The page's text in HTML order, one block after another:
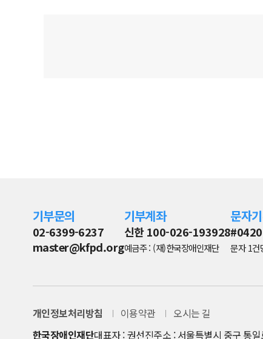
기부문의
02-6399-6237
master@kfpd.org
기부계좌
신한 100-026-193928
예금주 : (재)한국장애인재단
문자
#0420
문자 1건
개인정보처리방침 이용약관
오시는 길
한국장애인재단대표자 : 권선진주소 : 서울특별시 중구 통